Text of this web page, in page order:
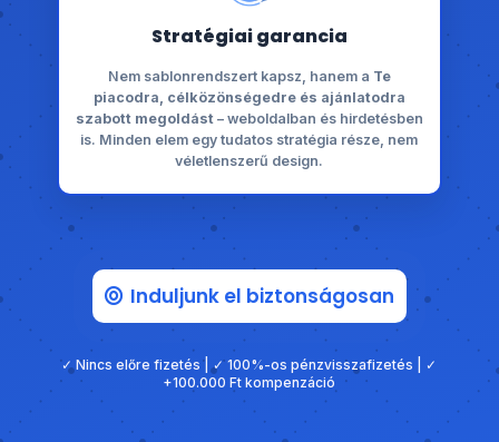
Stratégiai garancia
Nem sablonrendszert kapsz, hanem a Te
piacodra, célközönségedre és ajánlatodra
szabott megoldást – weboldalban és hirdetésben
is. Minden elem egy tudatos stratégia része, nem
véletlenszerű design.
Induljunk el biztonságosan
✓ Nincs előre fizetés | ✓ 100%-os pénzvisszafizetés | ✓
+100.000 Ft kompenzáció